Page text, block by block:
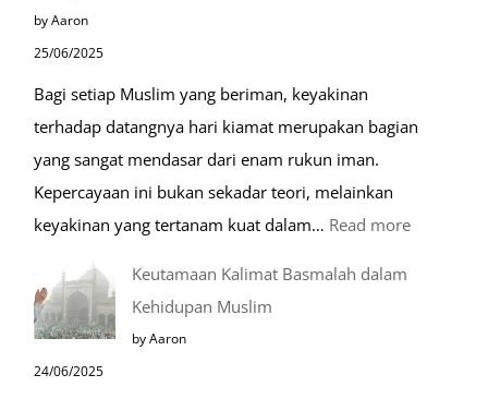
by Aaron
25/06/2025
Bagi setiap Muslim yang beriman, keyakinan
terhadap datangnya hari kiamat merupakan bagian
yang sangat mendasar dari enam rukun iman.
Kepercayaan ini bukan sekadar teori, melainkan
keyakinan yang tertanam kuat dalam… Read more:
Keutamaan Kalimat Basmalah dalam
Kehidupan Muslim
by Aaron
24/06/2025